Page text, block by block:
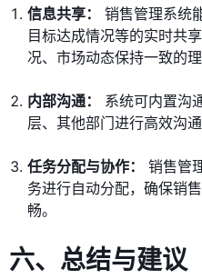
信息共享：
销售管理系统
目标达成情况等的实时共
况、市场动态保持一致的理
内部沟通：
系统可内置沟
层、其他部门进行高效沟
任务分配与协作：
销售管
务进行自动分配，确保销
畅。
六、总结与建议